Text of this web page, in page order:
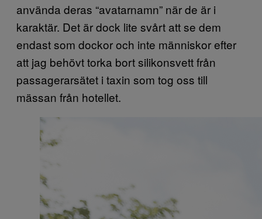
använda deras “avatarnamn” när de är i
karaktär. Det är dock lite svårt att se dem
endast som dockor och inte människor efter
att jag behövt torka bort silikonsvett från
passagerarsätet i taxin som tog oss till
mässan från hotellet.